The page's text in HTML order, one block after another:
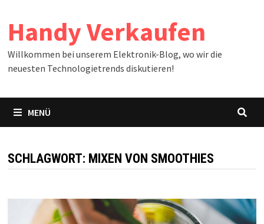
Inhalt
springen
Handy Verkaufen
Willkommen bei unserem Elektronik-Blog, wo wir die
neuesten Technologietrends diskutieren!
MENÜ
SCHLAGWORT: MIXEN VON SMOOTHIES